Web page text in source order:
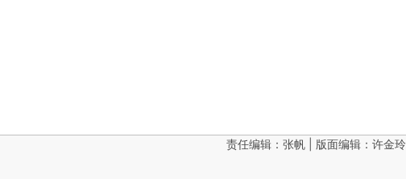
责任编辑：张帆 | 版面编辑：许金玲